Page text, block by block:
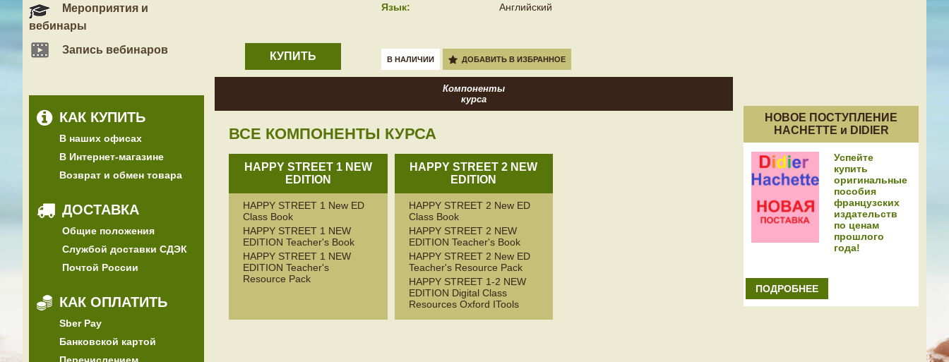
Мероприятия и
вебинары
Запись вебинаров
КАК КУПИТЬ
В наших офисах
В Интернет-магазине
Возврат и обмен товара
ДОСТАВКА
Общие положения
Службой доставки СДЭК
Почтой России
КАК ОПЛАТИТЬ
Sber Pay
Банковской картой
Язык:
Английский
КУПИТЬ В НАЛИЧИИ ДОБАВИТЬ В ИЗБРАННОЕ
Компоненты
курса
ВСЕ КОМПОНЕНТЫ КУРСА
HAPPY STREET 1 NEW
EDITION
HAPPY STREET 1 New ED
Class Book
HAPPY STREET 1 NEW
EDITION Teacher's Book
HAPPY STREET 1 NEW
EDITION Teacher's
Resource Pack
HAPPY STREET 2 NEW
EDITION
HAPPY STREET 2 New ED
Class Book
HAPPY STREET 2 NEW
EDITION Teacher's Book
HAPPY STREET 2 New ED
Teacher's Resource Pack
HAPPY STREET 1-2 NEW
EDITION Digital Class
Resources Oxford ITools
НОВОЕ ПОСТУПЛЕНИЕ
HACHETTE и DIDIER
Успейте
купить
оригинальные
пособия
французских
издательств
по ценам
прошлого
года!
ПОДРОБНЕЕ